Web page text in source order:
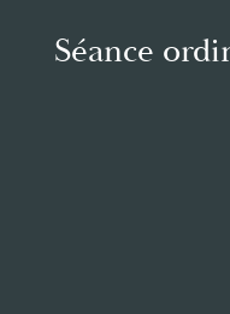
Séance